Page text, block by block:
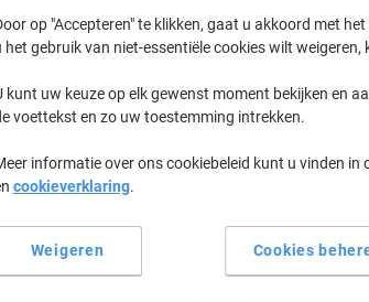
Sorteer op:
op "Accepteren" te klikken, gaat u akkoord met
het gebruik van niet-essentiële cookies wilt weigeren,
kunt uw keuze op elk gewenst moment bekijken en
voettekst en zo uw toestemming intrekken.
informatie over ons cookiebeleid kunt u vinden in
cookieverklaring.
Cookies
Weigeren